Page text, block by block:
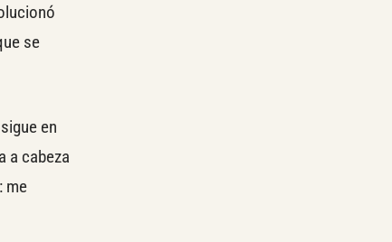
se
en
a cabeza
me